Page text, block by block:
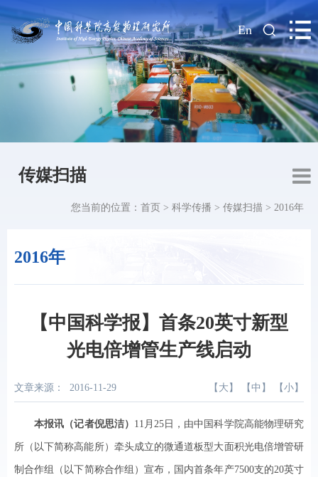
| En
传媒扫描
2016年
您当前的位置： 首页 > 科学传播 > 传媒扫描 > 2016年
【中国科学报】首条20英寸新型
光电倍增管生产线启动
文章来源： 2016-11-29 【 大 】 【 中 】 【 小 】
本报讯（记者倪思洁） 11月25日，由中国科学院高能物理研究
所（以下简称高能所）牵头成立的微通道板型大面积光电倍增管研
制合作组（以下简称合作组）宣布，国内首条年产7500支的20英寸